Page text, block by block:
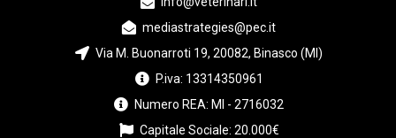
mediastrategies@pec.it
Via M. Buonarroti 19, 20082, Binasco (MI)
P.iva: 13314350961
Numero REA: MI - 2716032
Capitale Sociale: 20.000€